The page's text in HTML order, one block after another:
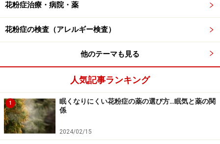
個人の見解によるものであり、全ての方への有効性を保証するも
情報提供者は一切の責任を負いかねます。
免責事項
花粉症治療・病院・薬
花粉症の検査（アレルギー検査）
他のテーマも見る
人気記事ランキング
1
眠くなりにくい花粉症の薬の選び方…眠気と薬の関
係
2024/02/15